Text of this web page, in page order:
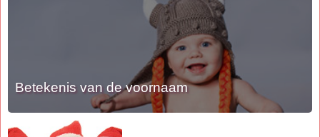
Betekenis van de voornaam